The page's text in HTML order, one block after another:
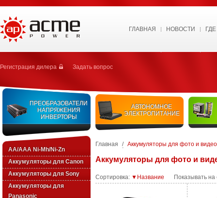
ГЛАВНАЯ НОВОСТИ
Регистрация дилера Задать вопрос
ПРЕОБРАЗОВАТЕЛИ
НАПРЯЖЕНИЯ
ИНВЕРТОРЫ
АВТОНОМНОЕ
ЭЛЕКТРОПИТАНИЕ
AA/AAA Ni-Mh/Ni-Zn
Аккумуляторы для Canon
Аккумуляторы для Sony
Аккумуляторы для
Panasonic
Главная / Аккумуляторы для фото и
Аккумуляторы для фото и
Сортировка: ▼Название Показывать